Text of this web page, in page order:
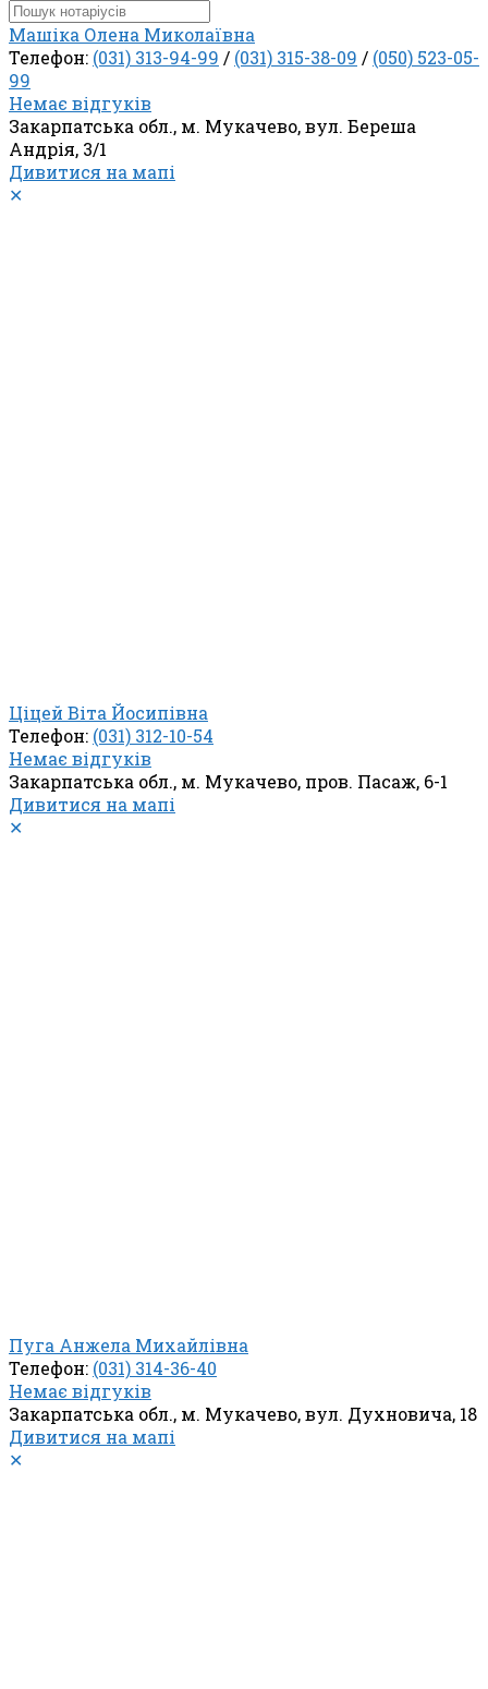
Машіка Олена Миколаївна
Телефон: (031) 313-94-99 / (031) 315-38-09 / (050) 523-05-
99
Немає відгуків
Закарпатська обл., м. Мукачево, вул. Береша
Андрія, 3/1
Дивитися на мапі
✕
Ціцей Віта Йосипівна
Телефон: (031) 312-10-54
Немає відгуків
Закарпатська обл., м. Мукачево, пров. Пасаж, 6-1
Дивитися на мапі
✕
Пуга Анжела Михайлівна
Телефон: (031) 314-36-40
Немає відгуків
Закарпатська обл., м. Мукачево, вул. Духновича, 18
Дивитися на мапі
✕